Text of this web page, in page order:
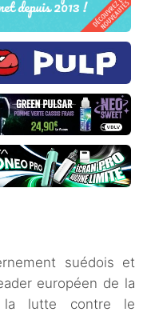
suédois et
européen de la
la lutte contre le